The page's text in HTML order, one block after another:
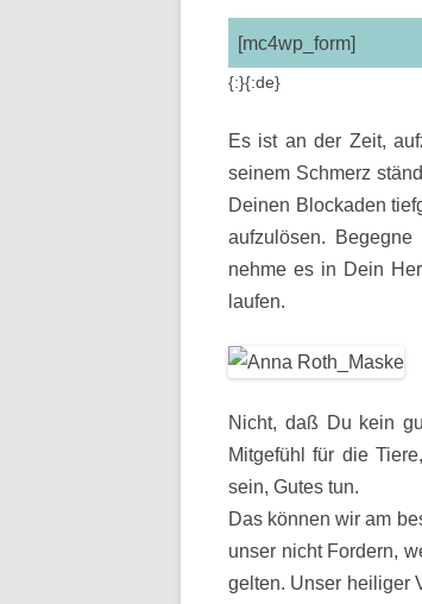
[mc4wp_form]
{:}{:de}
Es ist an der Zeit,
seinem Schmerz
Deinen Blockaden
aufzulösen.
nehme es in Dein
laufen.
Nicht, daß Du kein
Mitgefühl für die
sein, Gutes tun.
Das können wir am
unser nicht Fordern,
gelten. Unser heiliger